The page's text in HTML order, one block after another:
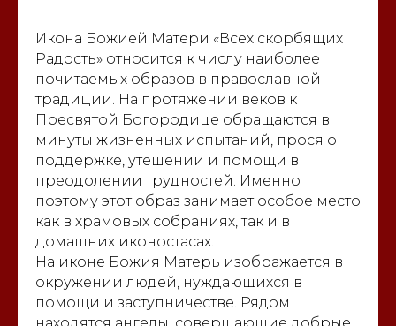
Икона Божией Матери «Всех скорбящих
Радость» относится к числу наиболее
почитаемых образов в православной
традиции. На протяжении веков к
Пресвятой Богородице обращаются в
минуты жизненных испытаний, прося о
поддержке, утешении и помощи в
преодолении трудностей. Именно
поэтому этот образ занимает особое место
как в храмовых собраниях, так и в
домашних иконостасах.
На иконе Божия Матерь изображается в
окружении людей, нуждающихся в
помощи и заступничестве. Рядом